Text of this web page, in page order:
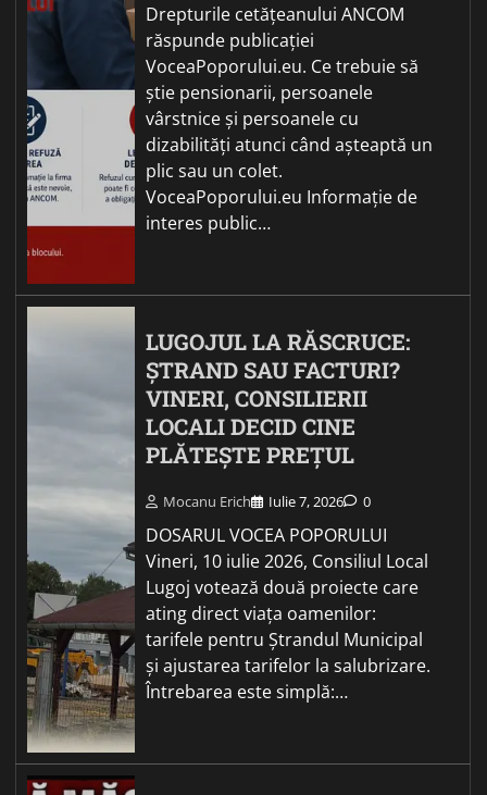
Drepturile cetățeanului ANCOM
răspunde publicației
VoceaPoporului.eu. Ce trebuie să
știe pensionarii, persoanele
vârstnice și persoanele cu
dizabilități atunci când așteaptă un
plic sau un colet.
VoceaPoporului.eu Informație de
interes public…
LUGOJUL LA RĂSCRUCE:
ȘTRAND SAU FACTURI?
VINERI, CONSILIERII
LOCALI DECID CINE
PLĂTEȘTE PREȚUL
Mocanu Erich Iulie 7, 2026 0
DOSARUL VOCEA POPORULUI
Vineri, 10 iulie 2026, Consiliul Local
Lugoj votează două proiecte care
ating direct viața oamenilor:
tarifele pentru Ștrandul Municipal
și ajustarea tarifelor la salubrizare.
Întrebarea este simplă:…